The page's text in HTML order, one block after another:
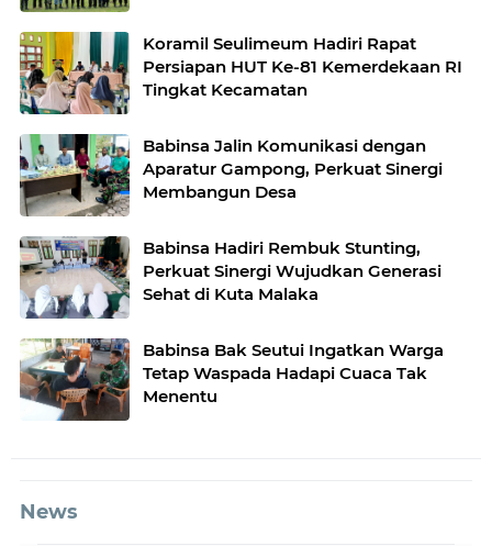
Koramil Seulimeum Hadiri Rapat
Persiapan HUT Ke-81 Kemerdekaan RI
Tingkat Kecamatan
Babinsa Jalin Komunikasi dengan
Aparatur Gampong, Perkuat Sinergi
Membangun Desa
Babinsa Hadiri Rembuk Stunting,
Perkuat Sinergi Wujudkan Generasi
Sehat di Kuta Malaka
Babinsa Bak Seutui Ingatkan Warga
Tetap Waspada Hadapi Cuaca Tak
Menentu
News